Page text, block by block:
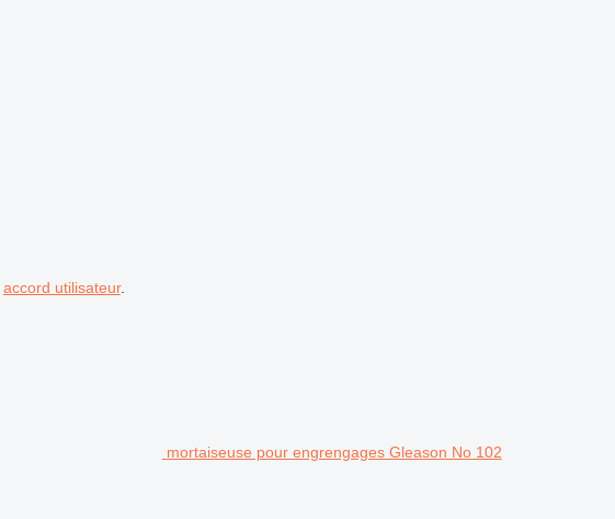
accord utilisateur.
mortaiseuse pour engrengages Gleason No 102